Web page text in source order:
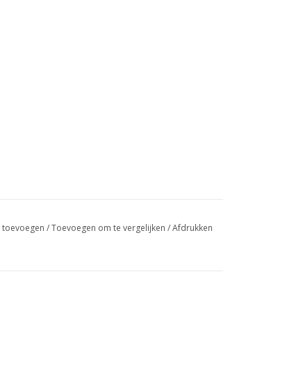
/Toevoegen om te vergelijken /Afdrukken